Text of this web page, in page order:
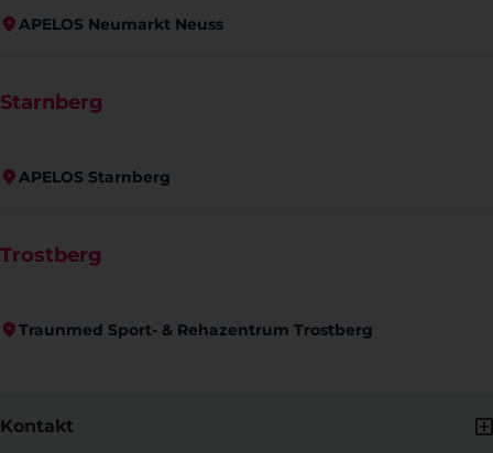
APELOS Neumarkt Neuss
Starnberg
APELOS Starnberg
Trostberg
Traunmed Sport- & Rehazentrum Trostberg
Kontakt